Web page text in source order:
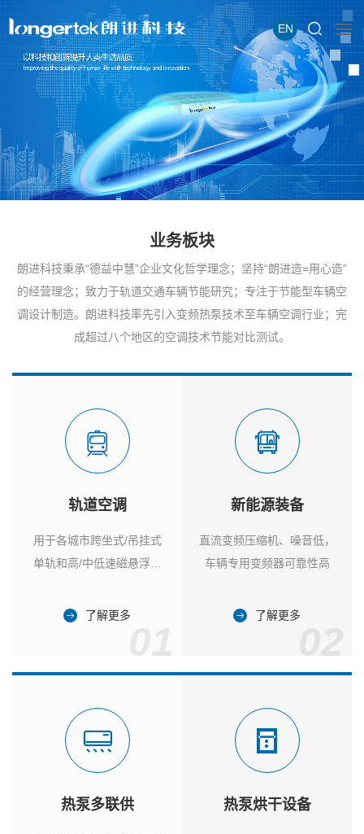
EN
业务板块
朗进科技秉承“德益中慧”企业文化哲学理念；坚持“朗进造=用心造”
的经营理念；致力于轨道交通车辆节能研究；专注于节能型车辆空
调设计制造。朗进科技率先引入变频热泵技术至车辆空调行业；完
成超过八个地区的空调技术节能对比测试。
轨道空调
用于各城市跨坐式/吊挂式
单轨和高/中低速磁悬浮列
了解更多
新能源装备
直流变频压缩机、噪音低，
车辆专用变频器可靠性高
了解更多
热泵多联供 热泵烘干设备